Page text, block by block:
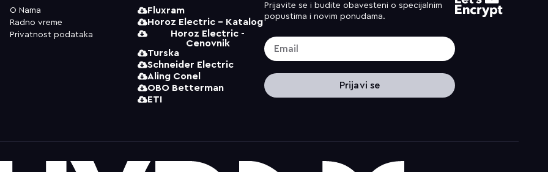
O Nama
Radno vreme
Privatnost podataka
Fluxram
Horoz Electric - Katalog
Horoz Electric -
Cenovnik
Turska
Schneider Electric
Aling Conel
OBO Betterman
ETI
Prijavite se i budite obavesteni o specijalnim
popustima i novim ponudama.
Prijavi se